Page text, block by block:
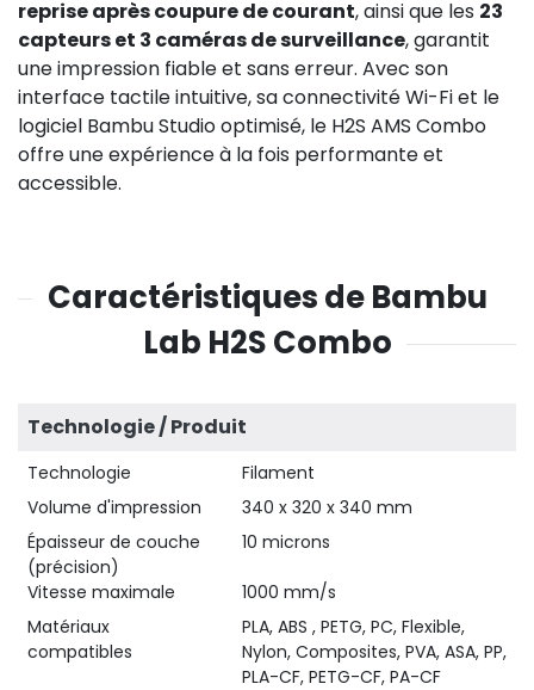
reprise après coupure de courant, ainsi que les 23
capteurs et 3 caméras de surveillance, garantit
une impression fiable et sans erreur. Avec son
interface tactile intuitive, sa connectivité Wi-Fi et le
logiciel Bambu Studio optimisé, le H2S AMS Combo
offre une expérience à la fois performante et
accessible.
Caractéristiques de Bambu
Lab H2S Combo
Technologie / Produit
Technologie
Filament
Volume d'impression
340 x 320 x 340 mm
Épaisseur de couche
(précision)
10 microns
Vitesse maximale
1000 mm/s
Matériaux
compatibles
PLA, ABS , PETG, PC, Flexible,
Nylon, Composites, PVA, ASA, PP,
PLA-CF, PETG-CF, PA-CF